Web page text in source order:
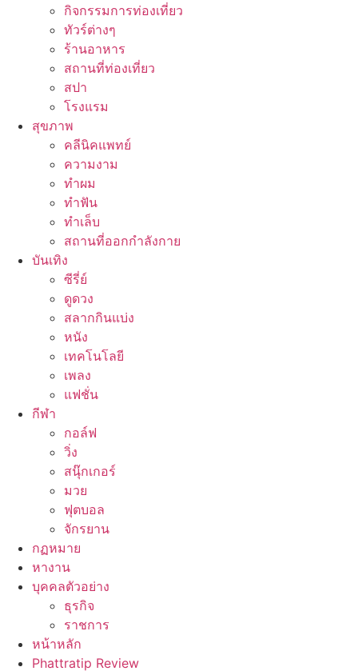
กิจกรรมการท่องเที่ยว
ทัวร์ต่างๆ
ร้านอาหาร
สถานที่ท่องเที่ยว
สปา
โรงแรม
สุขภาพ
คลีนิคแพทย์
ความงาม
ทำผม
ทำฟัน
ทำเล็บ
สถานที่ออกกำลังกาย
บันเทิง
ซีรี่ย์
ดูดวง
สลากกินแบ่ง
หนัง
เทคโนโลยี
เพลง
แฟชั่น
กีฬา
กอล์ฟ
วิ่ง
สนุ๊กเกอร์
มวย
ฟุตบอล
จักรยาน
กฏหมาย
หางาน
บุคคลตัวอย่าง
ธุรกิจ
ราชการ
หน้าหลัก
Phattratip Review